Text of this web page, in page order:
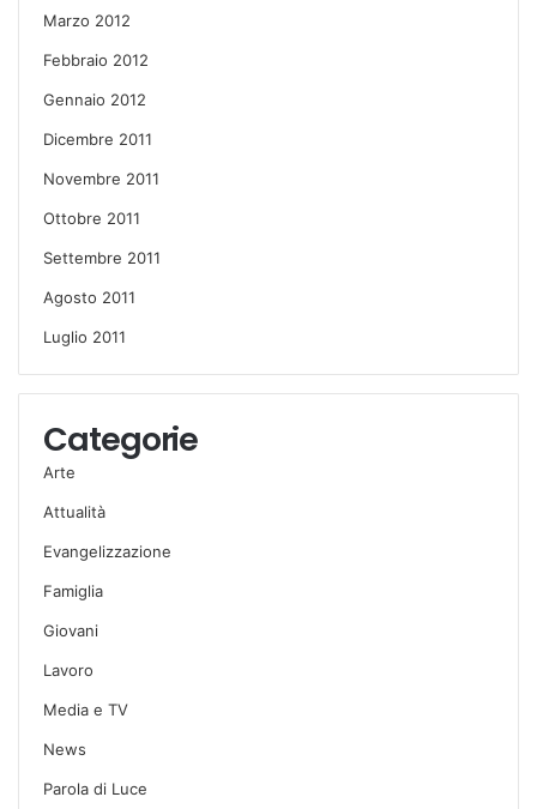
Marzo 2012
Febbraio 2012
Gennaio 2012
Dicembre 2011
Novembre 2011
Ottobre 2011
Settembre 2011
Agosto 2011
Luglio 2011
Categorie
Arte
Attualità
Evangelizzazione
Famiglia
Giovani
Lavoro
Media e TV
News
Parola di Luce